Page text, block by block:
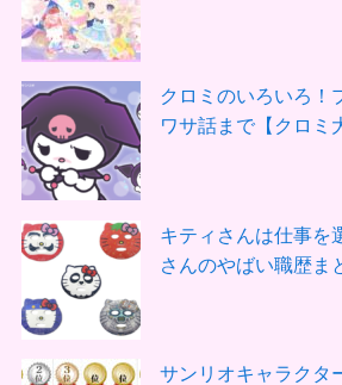
クロミのいろいろ！
ワサ話まで【クロミ
キティさんは仕事を
さんのやばい職歴ま
サンリオキャラクタ